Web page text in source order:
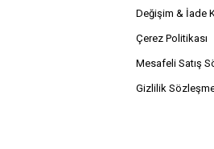
Değişim & İade
Çerez Politikası
Mesafeli Satış
Gizlilik